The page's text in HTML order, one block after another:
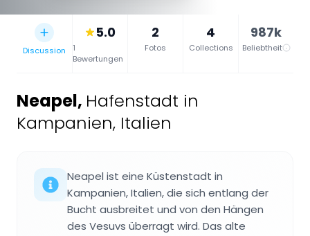
Discussion
5.0
1
Bewertungen
2
Fotos
4
Collections
987k
Beliebtheit
Neapel, Hafenstadt in
Kampanien, Italien
Neapel ist eine Küstenstadt in
Kampanien, Italien, die sich entlang der
Bucht ausbreitet und von den Hängen
des Vesuvs überragt wird. Das alte